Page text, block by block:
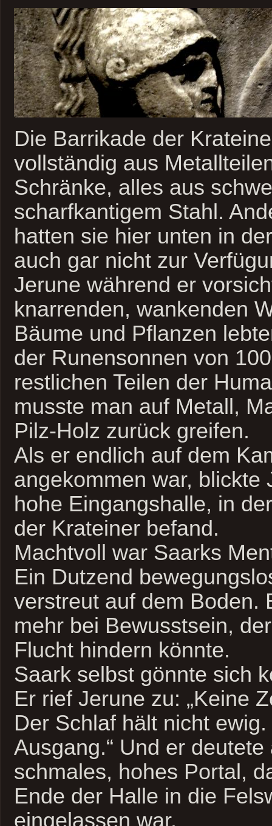
Die Barrikade der
vollständig aus
Schränke, alles aus
scharfkantigem Stahl.
hatten sie hier unten in
auch gar nicht zur
Jerune während er
knarrenden, wankenden
Bäume und Pflanzen
der Runensonnen von
restlichen Teilen der
musste man auf Metall,
Pilz-Holz zurück greifen.
Als er endlich auf dem
angekommen war, blickte
hohe Eingangshalle, in
der Krateiner befand.
Machtvoll war Saarks
Ein Dutzend
verstreut auf dem Boden.
mehr bei Bewusstsein,
Flucht hindern könnte.
Saark selbst gönnte sich
Er rief Jerune zu: „Keine
Der Schlaf hält nicht
Ausgang.“ Und er deutete
schmales, hohes Portal,
Ende der Halle in die
eingelassen war.